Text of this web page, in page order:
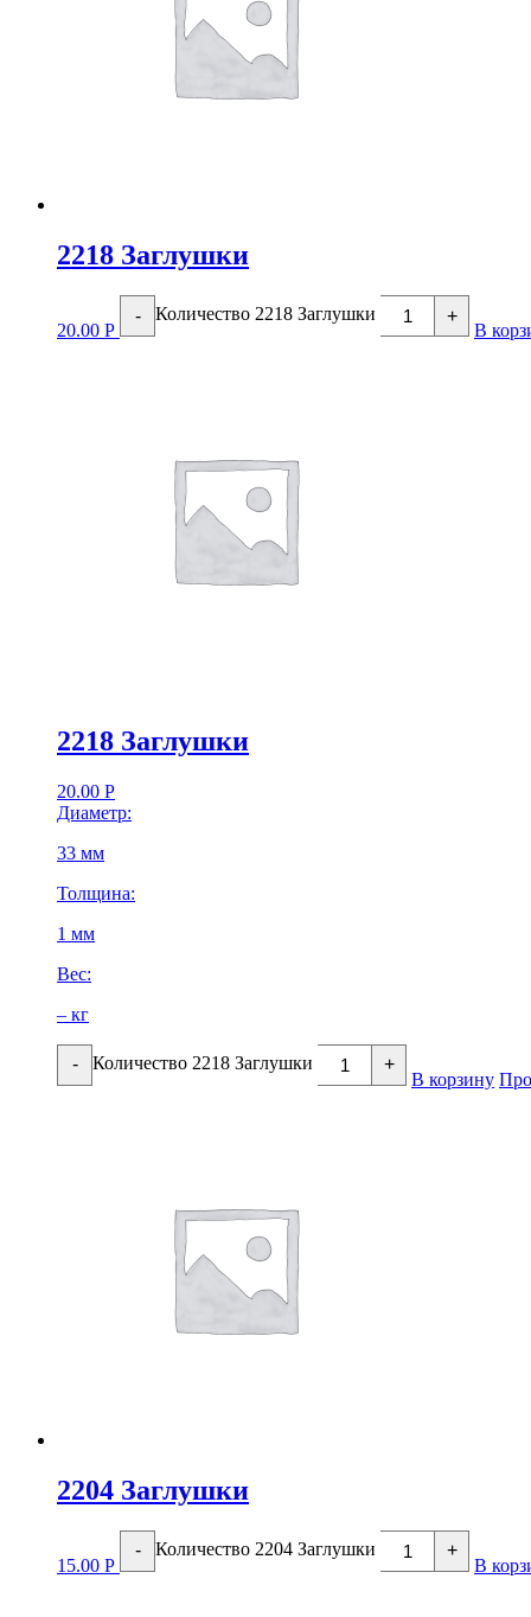
2218 Заглушки
20.00 Р
- Количество 2218 Заглушки +
В
2218 Заглушки
20.00 Р
Диаметр:
33 мм
Толщина:
1 мм
Вес:
– кг
- Количество 2218 Заглушки +
В корзину
2204 Заглушки
15.00 Р
- Количество 2204 Заглушки +
В